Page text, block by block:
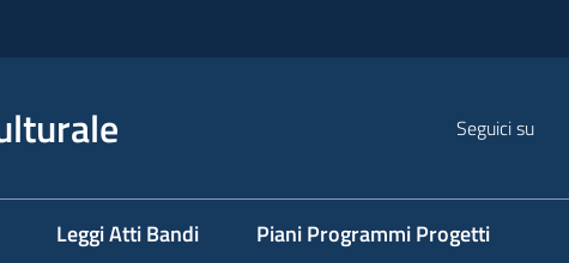
Seguici su
Leggi Atti Bandi Piani Programmi Progetti